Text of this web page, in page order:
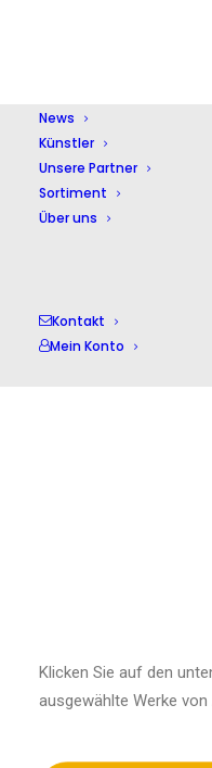
News
Künstler
Unsere Partner
Sortiment
Über uns
Kontakt
Mein Konto
Klicken Sie auf den
ausgewählte Werke von